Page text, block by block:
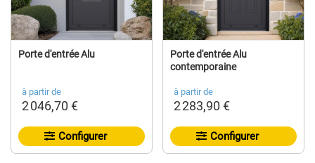
Porte d'entrée Alu
à partir de
2 046,70 €
Configurer
Porte d'entrée Alu
contemporaine
à partir de
2 283,90 €
Configurer